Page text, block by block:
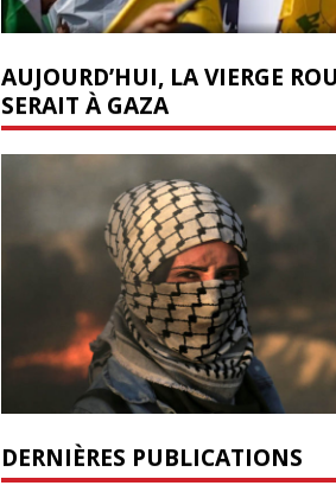
AUJOURD’HUI, LA VIERGE
SERAIT À GAZA
DERNIÈRES PUBLICATIONS